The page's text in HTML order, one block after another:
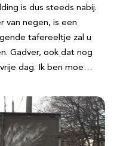
is dus steeds nabij.
van negen, is een
tafereeltje zal u
Gadver, ook dat nog
dag. Ik ben moe…